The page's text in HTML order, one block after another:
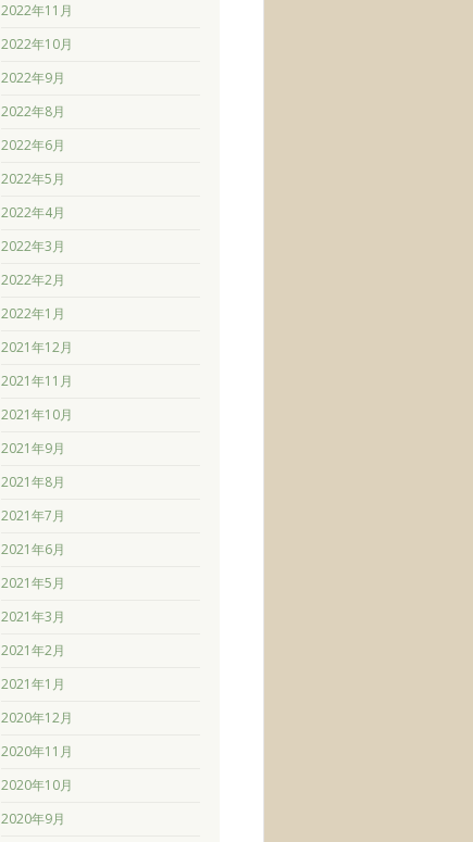
2022年11月
2022年10月
2022年9月
2022年8月
2022年6月
2022年5月
2022年4月
2022年3月
2022年2月
2022年1月
2021年12月
2021年11月
2021年10月
2021年9月
2021年8月
2021年7月
2021年6月
2021年5月
2021年3月
2021年2月
2021年1月
2020年12月
2020年11月
2020年10月
2020年9月